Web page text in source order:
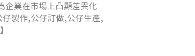
企業在市場上凸顯差異化
仔製作,公仔訂做,公仔生產,